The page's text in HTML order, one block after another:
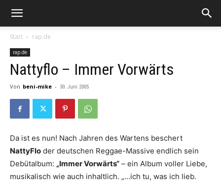
Start rap.de
rap.de
Nattyflo – Immer Vorwärts
Von beni-mike - 30. Juni 2005
Da ist es nun! Nach Jahren des Wartens beschert
NattyFlo der deutschen Reggae-Massive endlich sein
Debütalbum: „Immer Vorwärts“ – ein Album voller Liebe,
musikalisch wie auch inhaltlich. „…ich tu, was ich lieb.